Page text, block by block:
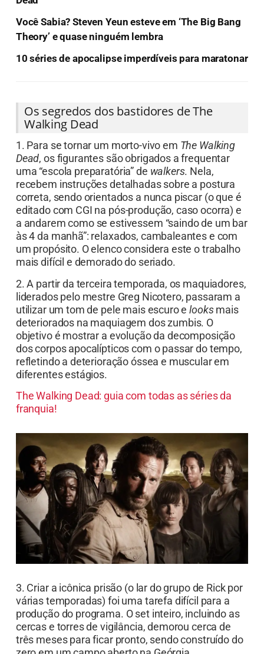
Você Sabia? Steven Yeun esteve em ‘The Big Bang
Theory’ e quase ninguém lembra
10 séries de apocalipse imperdíveis para maratonar
Os segredos dos bastidores de The
Walking Dead
1. Para se tornar um morto-vivo em The Walking
Dead, os figurantes são obrigados a frequentar
uma “escola preparatória” de walkers. Nela,
recebem instruções detalhadas sobre a postura
correta, sendo orientados a nunca piscar (o que é
editado com CGI na pós-produção, caso ocorra) e
a andarem como se estivessem “saindo de um bar
às 4 da manhã”: relaxados, cambaleantes e com
um propósito. O elenco considera este o trabalho
mais difícil e demorado do seriado.
2. A partir da terceira temporada, os maquiadores,
liderados pelo mestre Greg Nicotero, passaram a
utilizar um tom de pele mais escuro elooksmais
deteriorados na maquiagem dos zumbis. O
objetivo é mostrar a evolução da decomposição
dos corpos apocalípticos com o passar do tempo,
refletindo a deterioração óssea e muscular em
diferentes estágios.
The Walking Dead: guia com todas as séries da
franquia!
3. Criar a icônica prisão (o lar do grupo de Rick por
várias temporadas) foi uma tarefa difícil para a
produção do programa. O set inteiro, incluindo as
cercas e torres de vigilância, demorou cerca de
três meses para ficar pronto, sendo construído do